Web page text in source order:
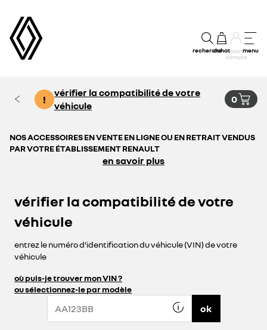
rechercheachatmon
compte
menu
!
vérifier la compatibilité de votre
véhicule
0
NOS ACCESSOIRES EN VENTE EN LIGNE OU EN RETRAIT VENDUS
PAR VOTRE ÉTABLISSEMENT RENAULT
en savoir plus
vérifier la compatibilité de votre
véhicule
entrez le numéro d'identification du véhicule (VIN) de votre
véhicule
où puis-je trouver mon VIN ?
ou sélectionnez-le par modèle
ok